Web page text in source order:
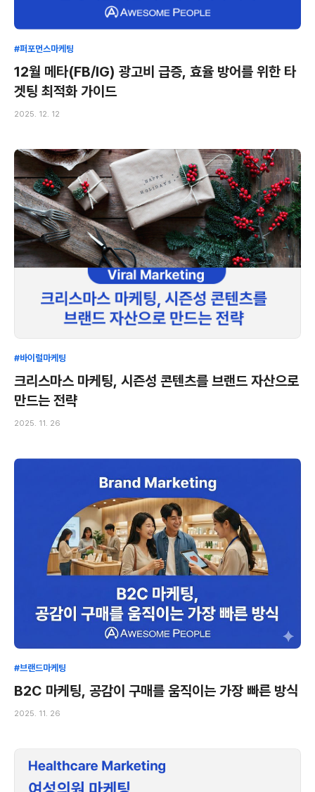
#퍼포먼스마케팅
12월 메타(FB/IG) 광고비 급증, 효율 방어를 위한 타
겟팅 최적화 가이드
2025. 12. 12
#바이럴마케팅
크리스마스 마케팅, 시즌성 콘텐츠를 브랜드 자산으로
만드는 전략
2025. 11. 26
#브랜드마케팅
B2C 마케팅, 공감이 구매를 움직이는 가장 빠른 방식
2025. 11. 26